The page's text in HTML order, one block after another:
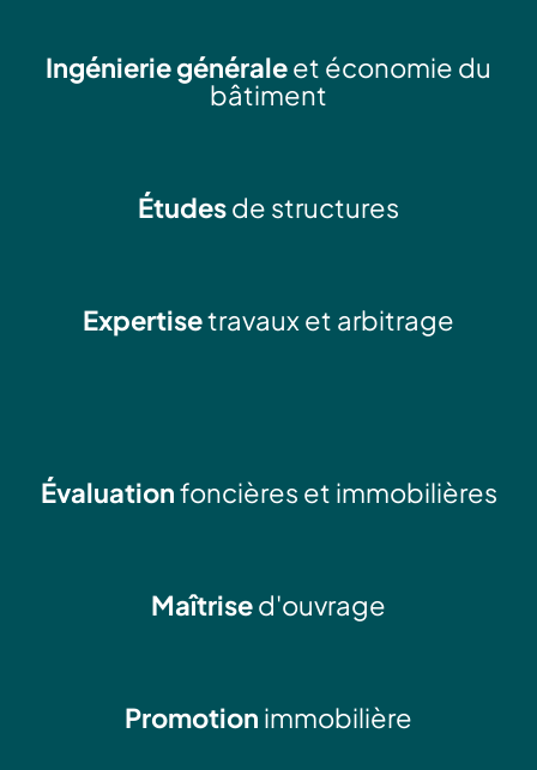
Ingénierie généraleet économie du
bâtiment
Étudesde structures
Expertisetravaux et arbitrage
Évaluationfoncières et immobilières
Maîtrised'ouvrage
Promotion immobilière